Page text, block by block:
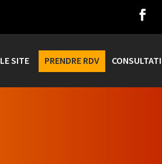
LE SITE PRENDRE RDV